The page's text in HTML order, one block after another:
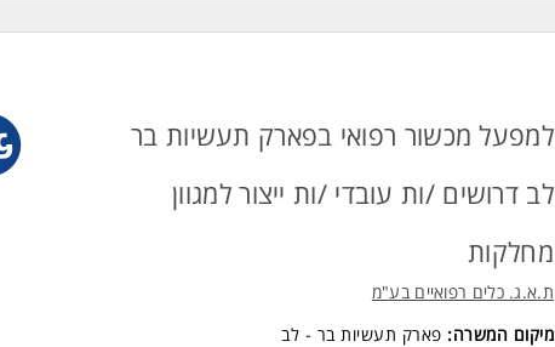
הפסקות בתשלום מלא!
זמינות לעבודה במשמרות בוקר/ ערב / לילה
עבודה בסביבת מזון. ללא ריח,
לעוד משרות ומידע על ל.מ. עולם של כח אדם- מרכז גיוס ארצי >
למפעל מכשור רפואי בפארק תעשיות בר
לב דרושים /ות עובדי /ות ייצור למגוון
מחלקות
ת.א.ג. כלים רפואיים בע"מ
מיקום המשרה: פארק תעשיות בר - לב